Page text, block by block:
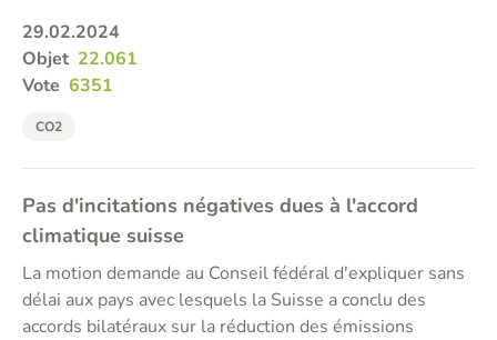
29.02.2024
Objet 22.061
Vote 6351
CO2
Pas d'incitations négatives dues à l'accord
climatique suisse
La motion demande au Conseil fédéral d'expliquer sans
délai aux pays avec lesquels la Suisse a conclu des
accords bilatéraux sur la réduction des émissions